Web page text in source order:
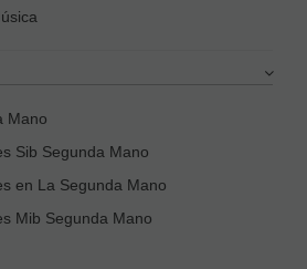
Mano
Sib Segunda Mano
en La Segunda Mano
Mib Segunda Mano